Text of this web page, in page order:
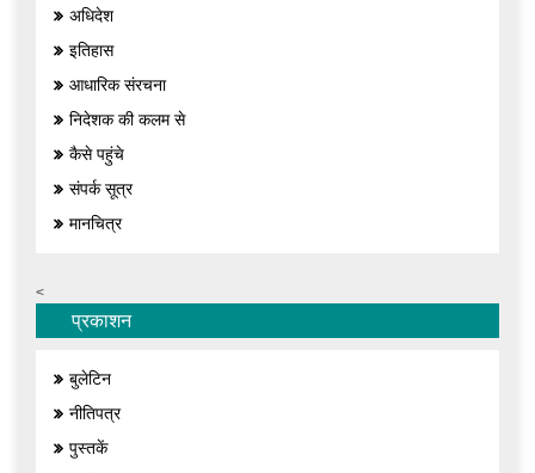
अधिदेश
इतिहास
आधारिक संरचना
निदेशक की कलम से
कैसे पहुंचे
संपर्क सूत्र
मानचित्र
<
प्रकाशन
बुलेटिन
नीतिपत्र
पुस्तकें